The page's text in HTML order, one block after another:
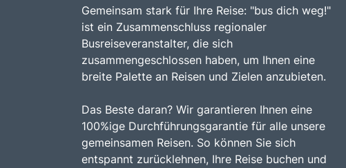
Gemeinsam stark für Ihre Reise: "bus dich weg!"
ist ein Zusammenschluss regionaler
Busreiseveranstalter, die sich
zusammengeschlossen haben, um Ihnen eine
breite Palette an Reisen und Zielen anzubieten.
Das Beste daran? Wir garantieren Ihnen eine
100%ige Durchführungsgarantie für alle unsere
gemeinsamen Reisen. So können Sie sich
entspannt zurücklehnen, Ihre Reise buchen und